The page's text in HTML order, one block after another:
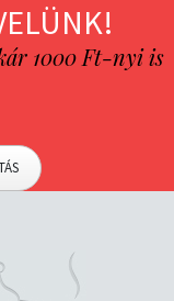
1000 Ft-nyi is